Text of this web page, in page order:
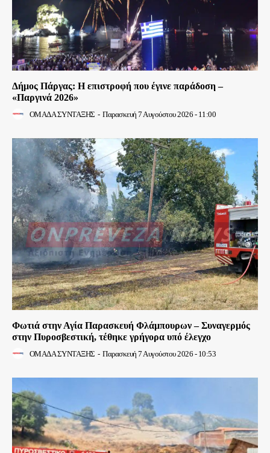
Δήμος Πάργας: Η επιστροφή που έγινε παράδοση –
«Παργινά 2026»
ΟΜΑΔΑ ΣΥΝΤΑΞΗΣ - Παρασκευή 7 Αυγούστου 2026 - 11:00
Φωτιά στην Αγία Παρασκευή Φλάμπουρων – Συναγερμός
στην Πυροσβεστική, τέθηκε γρήγορα υπό έλεγχο
ΟΜΑΔΑ ΣΥΝΤΑΞΗΣ - Παρασκευή 7 Αυγούστου 2026 - 10:53